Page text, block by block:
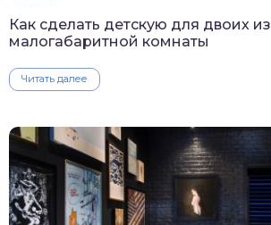
Как сделать детскую для двоих из
малогабаритной комнаты
Читать далее